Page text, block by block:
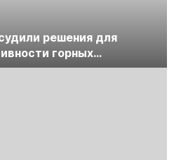
решения для
горных